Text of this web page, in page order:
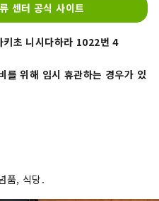
센터 공식 사이트
키초 니시다하라 1022번 4
를 위해 임시 휴관하는 경우가 있
품, 식당.